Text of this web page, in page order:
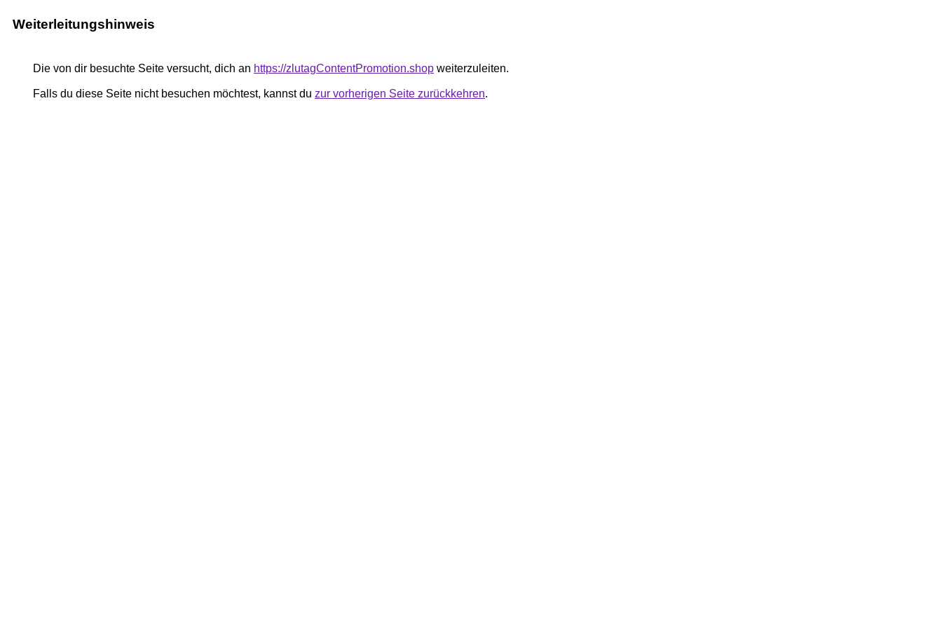
Weiterleitungshinweis
Die von dir besuchte Seite versucht, dich an https://zlutagContentPromotion.shop weiterzuleiten.
Falls du diese Seite nicht besuchen möchtest, kannst du zur vorherigen Seite zurückkehren.